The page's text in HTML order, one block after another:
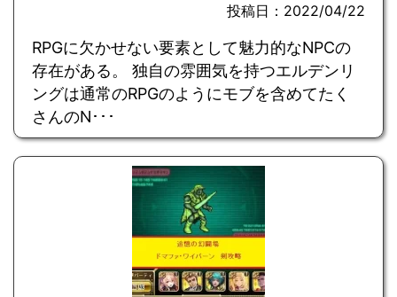
投稿日：2022/04/22
RPGに欠かせない要素として魅力的なNPCの
存在がある。 独自の雰囲気を持つエルデンリ
ングは通常のRPGのようにモブを含めてたく
さんのN･･･